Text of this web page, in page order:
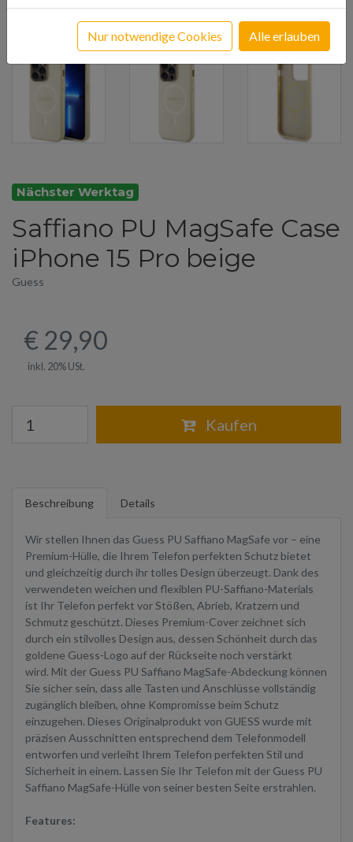
Nur notwendige Cookies Alle erlauben
Nächster Werktag
Saffiano PU MagSafe Case
iPhone 15 Pro beige
Guess
€ 29,90
inkl. 20% USt.
Kaufen
Beschreibung Details
Wir stellen Ihnen das Guess PU Saffiano MagSafe vor – eine
Premium-Hülle, die Ihrem Telefon perfekten Schutz bietet
und gleichzeitig durch ihr tolles Design überzeugt. Dank des
verwendeten weichen und flexiblen PU-Saffiano-Materials
ist Ihr Telefon perfekt vor Stößen, Abrieb, Kratzern und
Schmutz geschützt. Dieses Premium-Cover zeichnet sich
durch ein stilvolles Design aus, dessen Schönheit durch das
goldene Guess-Logo auf der Rückseite noch verstärkt
wird. Mit der Guess PU Saffiano MagSafe-Abdeckung können
Sie sicher sein, dass alle Tasten und Anschlüsse vollständig
zugänglich bleiben, ohne Kompromisse beim Schutz
einzugehen. Dieses Originalprodukt von GUESS wurde mit
präzisen Ausschnitten entsprechend dem Telefonmodell
entworfen und verleiht Ihrem Telefon perfekten Stil und
Sicherheit in einem. Lassen Sie Ihr Telefon mit der Guess PU
Saffiano MagSafe-Hülle von seiner besten Seite erstrahlen.
Features: